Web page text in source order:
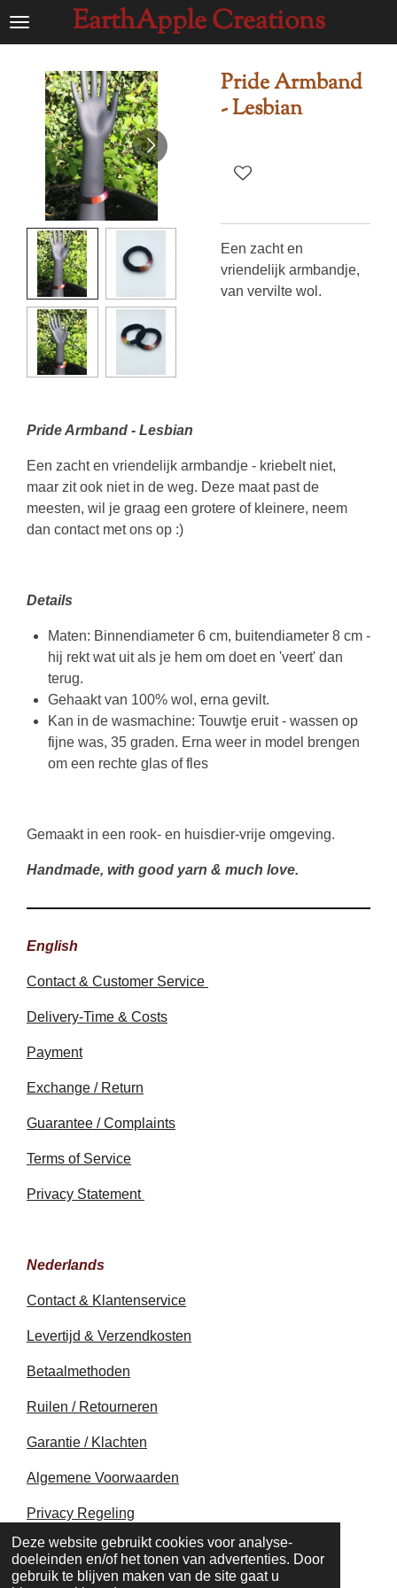
Deze website gebruikt cookies voor analyse-
doeleinden en/of het tonen van advertenties. Door
gebruik te blijven maken van de site gaat u
Ga
hoofdinhoud
EarthApple Creations
Pride Armband
- Lesbian
Een zacht en
vriendelijk armbandje,
van vervilte wol.
Pride Armband - Lesbian
Een zacht en vriendelijk armbandje - kriebelt niet,
maar zit ook niet in de weg. Deze maat past de
meesten, wil je graag een grotere of kleinere, neem
dan contact met ons op :)
Details
Maten: Binnendiameter 6 cm, buitendiameter 8 cm -
hij rekt wat uit als je hem om doet en 'veert' dan
terug.
Gehaakt van 100% wol, erna gevilt.
Kan in de wasmachine: Touwtje eruit - wassen op
fijne was, 35 graden. Erna weer in model brengen
om een rechte glas of fles
Gemaakt in een rook- en huisdier-vrije omgeving.
Handmade, with good yarn & much love.
English
Contact & Customer Service
Delivery-Time & Costs
Payment
Exchange / Return
Guarantee / Complaints
Terms of Service
Privacy Statement
Nederlands
Contact & Klantenservice
Levertijd & Verzendkosten
Betaalmethoden
Ruilen / Retourneren
Garantie / Klachten
Algemene Voorwaarden
Privacy Regeling
© 2020 - 2026 earthapplecreations.com
Powered byJouwWeb